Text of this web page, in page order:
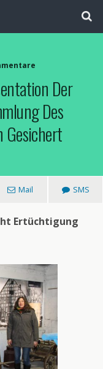
Der
Des
Gesichert
Mail SMS
Ertüchtigung